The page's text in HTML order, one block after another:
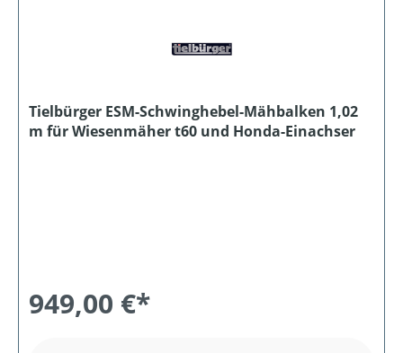
Tielbürger ESM-Schwinghebel-Mähbalken 1,02
m für Wiesenmäher t60 und Honda-Einachser
949,00 €*